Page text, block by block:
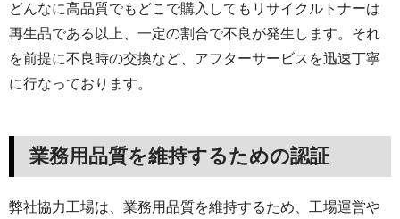
どんなに高品質でもどこで購入してもリサイクルトナーは
再生品である以上、一定の割合で不良が発生します。それ
を前提に不良時の交換など、アフターサービスを迅速丁寧
に行なっております。
業務用品質を維持するための認証
弊社協力工場は、業務用品質を維持するため、工場運営や